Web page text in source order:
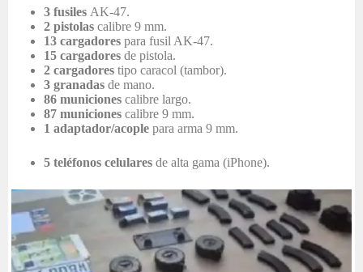
3 fusiles AK-47.
2 pistolas calibre 9 mm.
13 cargadores para fusil AK-47.
15 cargadores de pistola.
2 cargadores tipo caracol (tambor).
3 granadas de mano.
86 municiones calibre largo.
87 municiones calibre 9 mm.
1 adaptador/acople para arma 9 mm.
5 teléfonos celulares de alta gama (iPhone).